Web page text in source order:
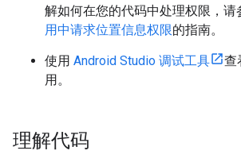
解如何在您的代码中处理权限，请
用中请求位置信息权限的指南。
使用 Android Studio 调试工具
查
用。
理解代码